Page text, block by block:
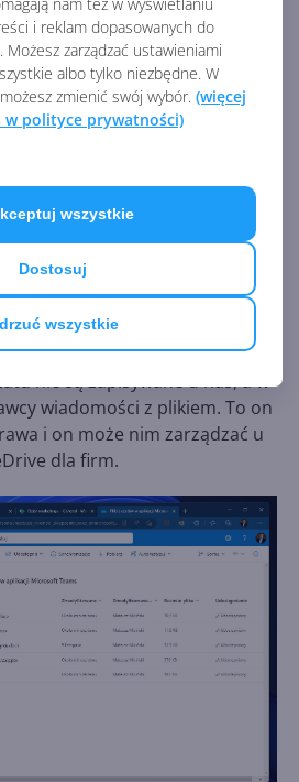
i reklam dopasowanych do
zarządzać ustawieniami
albo tylko niezbędne. W
zmienić swój wybór. (więcej
polityce prywatności)
wszystkie
Dostosuj
wszystkie
uprawnień, udostępnieniu
skorzystaniu z historii
usługę OneDrive i przejść
Pliki z czatów w aplikacji
które zostaną wysłane do nas
nie są zapisywane u nas, a w
wiadomości z plikiem. To on
i on może nim zarządzać u
dla firm.